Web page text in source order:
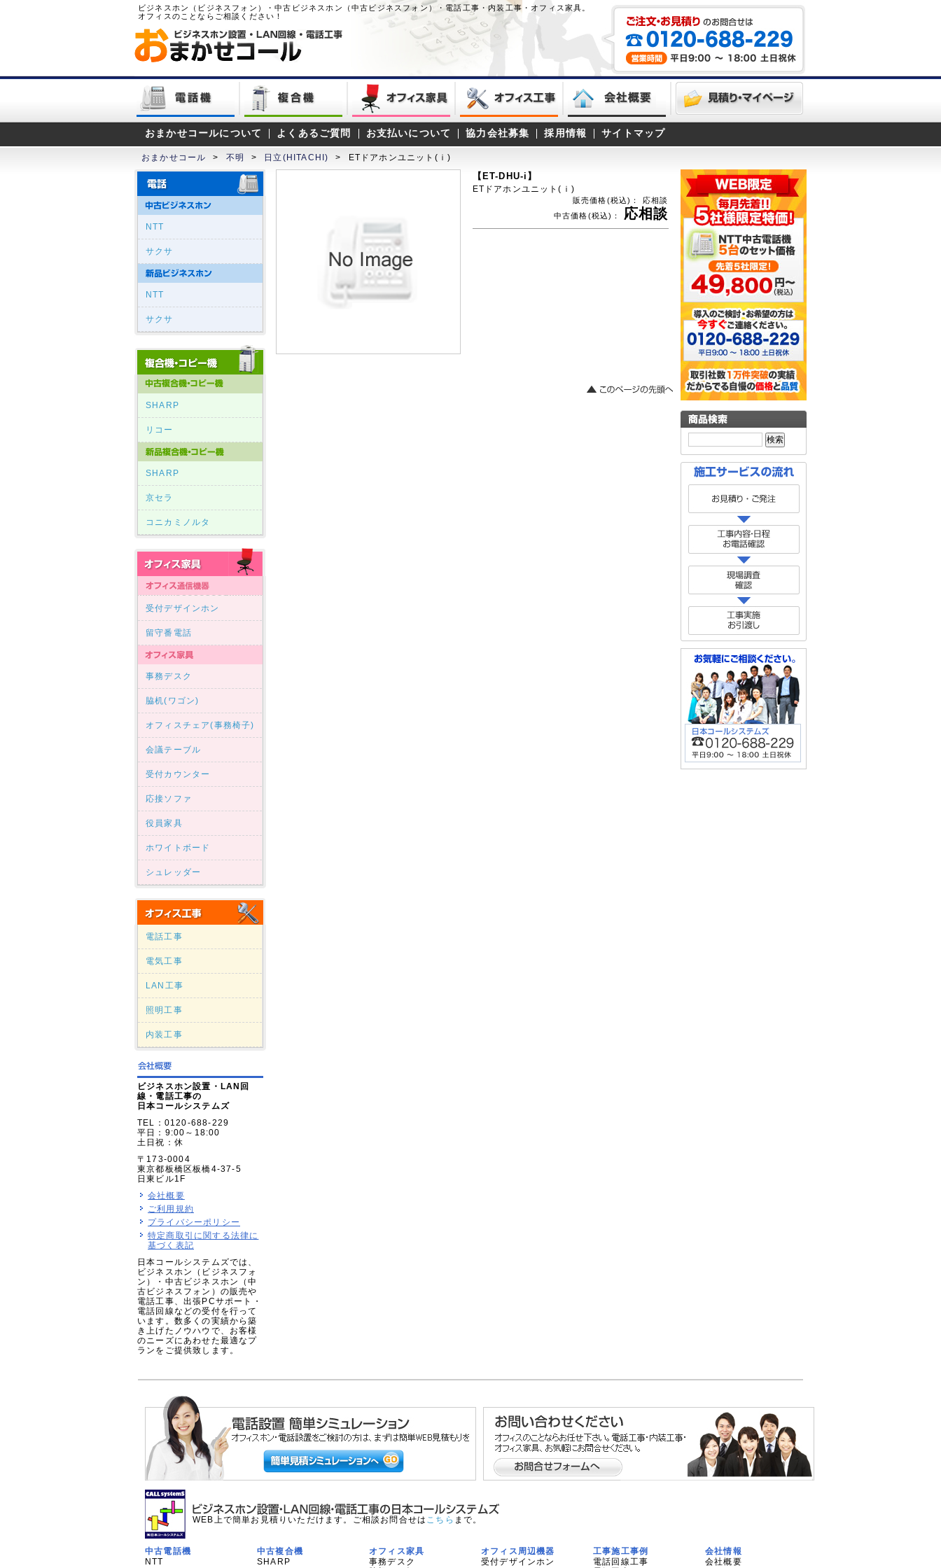
ビジネスホン（ビジネスフォン）・中古ビジネスホン（中古ビジネスフォン）・電話工事・内装工事・オフィス家具。
オフィスのことならご相談ください！
おまかせコールについて よくあるご質問 お支払いについて 協力会社募集 採用情報 サイトマップ
おまかせコール > 不明 > 日立(HITACHI) > ETドアホンユニット(ｉ)
NTT
サクサ
NTT
サクサ
SHARP
リコー
SHARP
京セラ
コニカミノルタ
受付デザインホン
留守番電話
事務デスク
脇机(ワゴン)
オフィスチェア(事務椅子)
会議テーブル
受付カウンター
応接ソファ
役員家具
ホワイトボード
シュレッダー
電話工事
電気工事
LAN工事
照明工事
内装工事
ビジネスホン設置・LAN回
線・電話工事の
日本コールシステムズ
TEL：0120-688-229
平日：9:00～18:00
土日祝：休
〒173-0004
東京都板橋区板橋4-37-5
日東ビル1F
会社概要
ご利用規約
プライバシーポリシー
特定商取引に関する法律に
基づく表記
日本コールシステムズでは、
ビジネスホン（ビジネスフォ
ン）・中古ビジネスホン（中
古ビジネスフォン）の販売や
電話工事、出張PCサポート・
電話回線などの受付を行って
います。数多くの実績から築
き上げたノウハウで、お客様
のニーズにあわせた最適なプ
ランをご提供致します。
【ET-DHU-i】
ETドアホンユニット(ｉ)
販売価格(税込)：
応相談
中古価格(税込)：
応相談
WEB上で簡単お見積りいただけます。ご相談お問合せは こちら まで。
中古電話機
NTT
中古複合機
SHARP
オフィス家具
事務デスク
オフィス周辺機器
受付デザインホン
工事施工事例
電話回線工事
会社情報
会社概要